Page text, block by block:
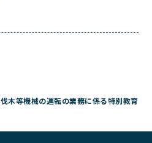
伐木等機械の運転の業務に係る特別教育